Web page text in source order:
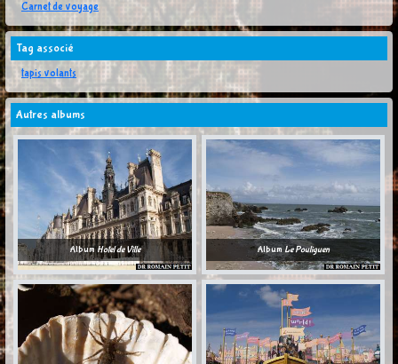
Carnet de voyage
Tag associé
tapis volants
Autres albums
AlbumHotel de Ville Album Le Pouliguen